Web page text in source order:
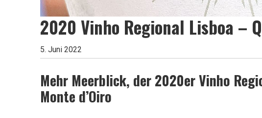
kurz
für
schlechten
2020 Vinho Regional Lisboa –
5. Juni 2022
Mehr Meerblick, der2020er Vinho
Monte d’Oiro